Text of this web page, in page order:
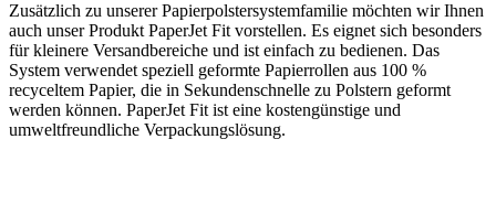
Zusätzlich zu unserer Papierpolstersystemfamilie möchten wir Ihnen
auch unser Produkt PaperJet Fit vorstellen. Es eignet sich besonders
für kleinere Versandbereiche und ist einfach zu bedienen. Das
System verwendet speziell geformte Papierrollen aus 100 %
recyceltem Papier, die in Sekundenschnelle zu Polstern geformt
werden können. PaperJet Fit ist eine kostengünstige und
umweltfreundliche Verpackungslösung.